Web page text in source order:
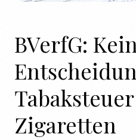
BVerfG:
Zigaretten